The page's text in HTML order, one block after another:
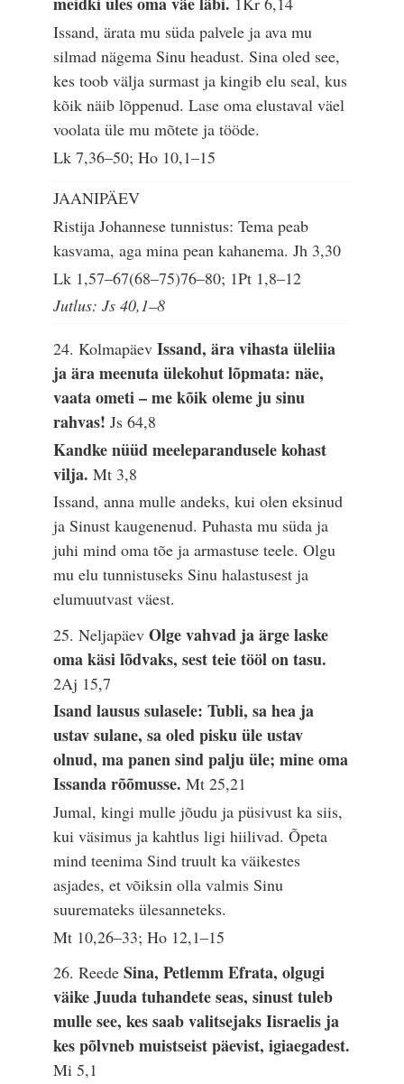
Issand, ärata mu süda palvele ja ava mu
silmad nägema Sinu headust. Sina oled see,
kes toob välja surmast ja kingib elu seal, kus
kõik näib lõppenud. Lase oma elustaval väel
voolata üle mu mõtete ja tööde.
Lk 7,36–50; Ho 10,1–15
JAANIPÄEV
Ristija Johannese tunnistus: Tema peab
kasvama, aga mina pean kahanema.Jh 3,30
Lk 1,57–67(68–75)76–80; 1Pt 1,8–12
Jutlus: Js 40,1–8
24. KolmapäevIssand, ära vihasta üleliia
ja ära meenuta ülekohut lõpmata: näe,
vaata ometi – me kõik oleme ju sinu
rahvas!Js 64,8
Kandke nüüd meeleparandusele kohast
vilja.Mt 3,8
Issand, anna mulle andeks, kui olen eksinud
ja Sinust kaugenenud. Puhasta mu süda ja
juhi mind oma tõe ja armastuse teele. Olgu
mu elu tunnistuseks Sinu halastusest ja
elumuutvast väest.
25. NeljapäevOlge vahvad ja ärge laske
oma käsi lõdvaks, sest teie tööl on tasu.
2Aj 15,7
Isand lausus sulasele: Tubli, sa hea ja
ustav sulane, sa oled pisku üle ustav
olnud, ma panen sind palju üle; mine oma
Issanda rõõmusse.Mt 25,21
Jumal, kingi mulle jõudu ja püsivust ka siis,
kui väsimus ja kahtlus ligi hiilivad. Õpeta
mind teenima Sind truult ka väikestes
asjades, et võiksin olla valmis Sinu
suuremateks ülesanneteks.
Mt 10,26–33; Ho 12,1–15
26. ReedeSina, Petlemm Efrata, olgugi
väike Juuda tuhandete seas, sinust tuleb
mulle see, kes saab valitsejaks Iisraelis ja
kes põlvneb muistseist päevist, igiaegadest.
Mi 5,1